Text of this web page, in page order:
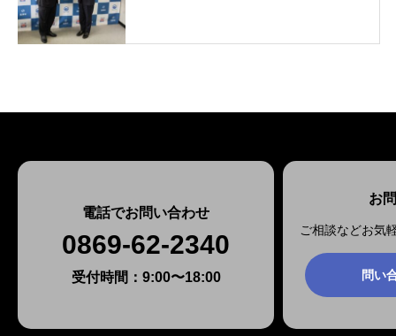
電話でお問い合わせ
0869-62-2340
受付時間：9:00〜18:00
お
ご相談などお気
問い